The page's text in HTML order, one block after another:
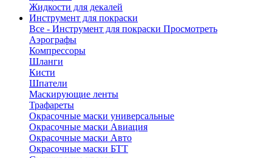
Жидкости для декалей
Инструмент для покраски
Все - Инструмент для покраски Просмотреть
Аэрографы
Компрессоры
Шланги
Кисти
Шпатели
Маскирующие ленты
Трафареты
Окрасочные маски универсальные
Окрасочные маски Авиация
Окрасочные маски Авто
Окрасочные маски БТТ